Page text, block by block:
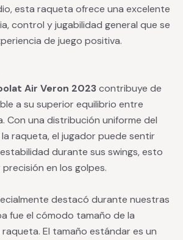
esta raqueta ofrece una excelente
control y jugabilidad general que se
de juego positiva.
Air Veron 2023contribuye de
a su superior equilibrio entre
Con una distribución uniforme del
raqueta, el jugador puede sentir
durante sus swings, esto
en los golpes.
destacó durante nuestras
fue el cómodo tamaño de la
El tamaño estándar es un